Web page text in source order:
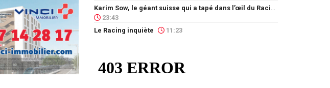
23:43
Le Racing inquiète
11:23